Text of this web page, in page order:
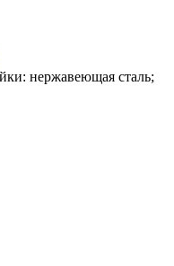
нержавеющая сталь;